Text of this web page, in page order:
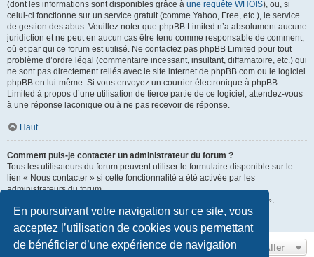
En poursuivant votre navigation sur ce site, vous
acceptez l’utilisation de cookies vous permettant
de bénéficier d’une expérience de navigation
(dont les informations sont disponibles grâce à une requête WHOIS), ou, si
celui-ci fonctionne sur un service gratuit (comme Yahoo, Free, etc.), le service
de gestion des abus. Veuillez noter que phpBB Limited n’a absolument aucune
juridiction et ne peut en aucun cas être tenu comme responsable de comment,
où et par qui ce forum est utilisé. Ne contactez pas phpBB Limited pour tout
problème d’ordre légal (commentaire incessant, insultant, diffamatoire, etc.) qui
ne sont pas directement reliés avec le site internet de phpBB.com ou le logiciel
phpBB en lui-même. Si vous envoyez un courrier électronique à phpBB
Limited à propos d’une utilisation de tierce partie de ce logiciel, attendez-vous
à une réponse laconique ou à ne pas recevoir de réponse.
Haut
Comment puis-je contacter un administrateur du forum ?
Tous les utilisateurs du forum peuvent utiliser le formulaire disponible sur le
lien « Nous contacter » si cette fonctionnalité a été activée par les
administrateurs du forum.
Les membres du forum peuvent également utiliser le lien « L’équipe ».
Aller